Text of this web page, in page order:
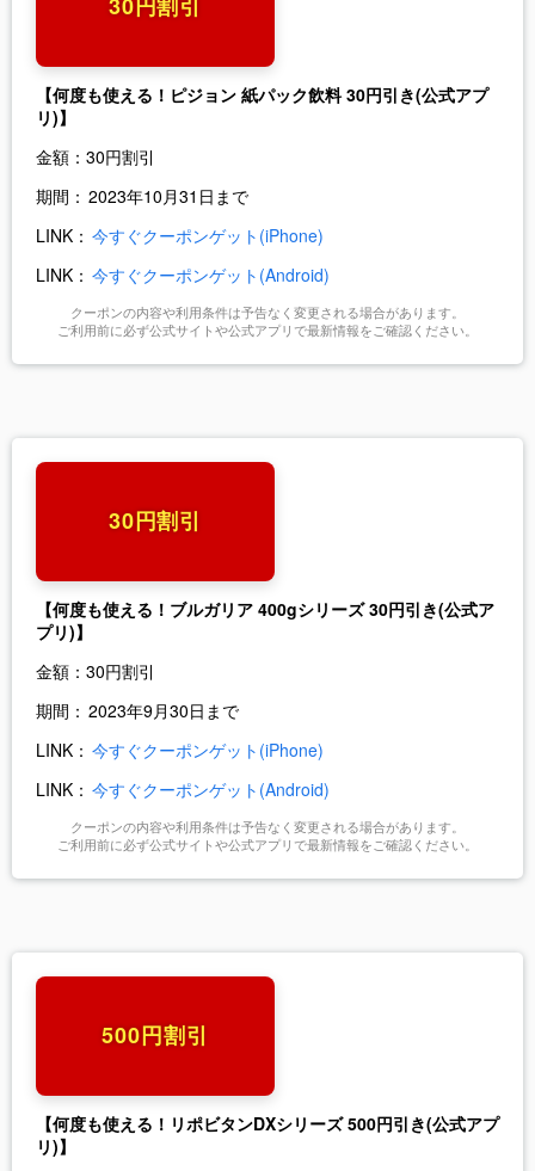
【何度も使える！ピジョン 紙パック飲料 30円引き(公式アプ
リ)】
金額： 30円割引
期間： 2023年10月31日まで
LINK： 今すぐクーポンゲット(iPhone)
LINK： 今すぐクーポンゲット(Android)
クーポンの内容や利用条件は予告なく変更される場合があります。
ご利用前に必ず公式サイトや公式アプリで最新情報をご確認ください。
30円割引
【何度も使える！ブルガリア 400gシリーズ 30円引き(公式ア
プリ)】
金額： 30円割引
期間： 2023年9月30日まで
LINK： 今すぐクーポンゲット(iPhone)
LINK： 今すぐクーポンゲット(Android)
クーポンの内容や利用条件は予告なく変更される場合があります。
ご利用前に必ず公式サイトや公式アプリで最新情報をご確認ください。
500円割引
【何度も使える！リポビタンDXシリーズ 500円引き(公式アプ
リ)】